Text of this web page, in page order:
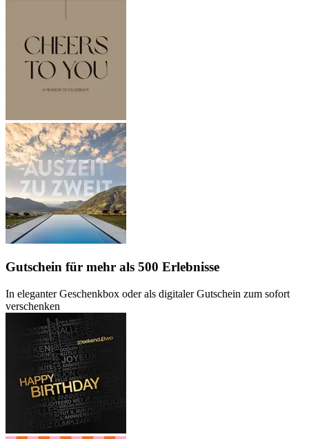
Gutschein für mehr als 500 Erlebnisse
In eleganter Geschenkbox oder als digitaler Gutschein zum sofort
verschenken